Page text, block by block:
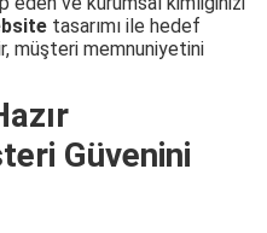
tasarımı ile hedef
müşteri memnuniyetini
Güvenini